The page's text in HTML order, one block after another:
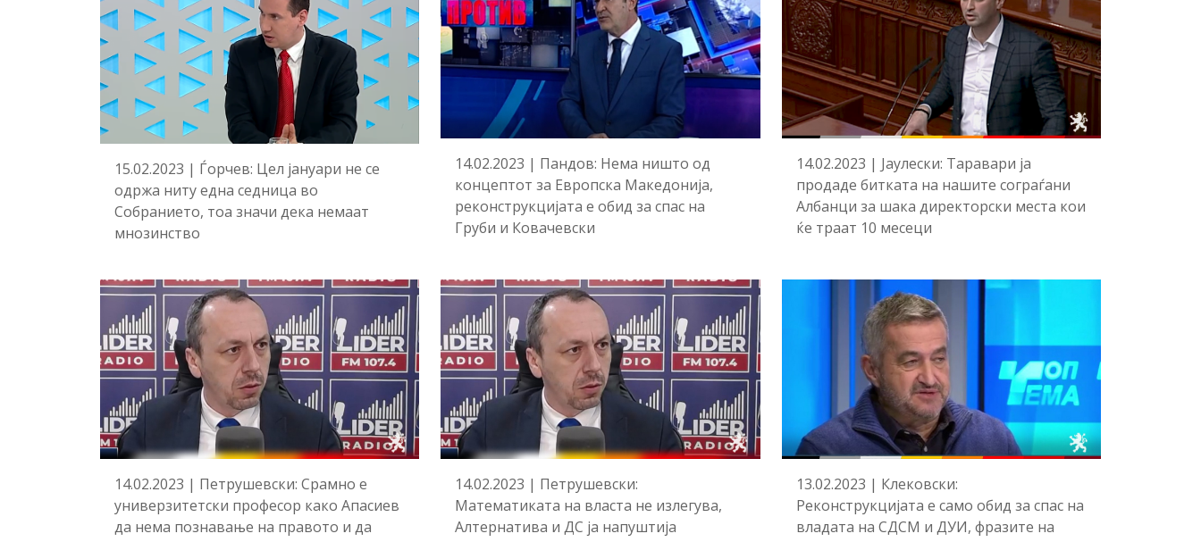
15.02.2023 | Ѓорчев: Цел јануари не се
одржа ниту една седница во
Собранието, тоа значи дека немаат
мнозинство
14.02.2023 | Пандов: Нема ништо од
концептот за Европска Македонија,
реконструкцијата е обид за спас на
Груби и Ковачевски
14.02.2023 | Јаулески: Таравари ја
продаде битката на нашите сограѓани
Албанци за шака директорски места кои
ќе траат 10 месеци
14.02.2023 | Петрушевски: Срамно е
универзитетски професор како Апасиев
да нема познавање на правото и да
14.02.2023 | Петрушевски:
Математиката на власта не излегува,
Алтернатива и ДС ја напуштија
13.02.2023 | Клековски:
Реконструкцијата е само обид за спас на
владата на СДСМ и ДУИ, фразите на